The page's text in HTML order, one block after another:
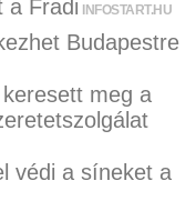
a Fradi INFOSTART.HU
Budapestre
meg a
védi a síneket a